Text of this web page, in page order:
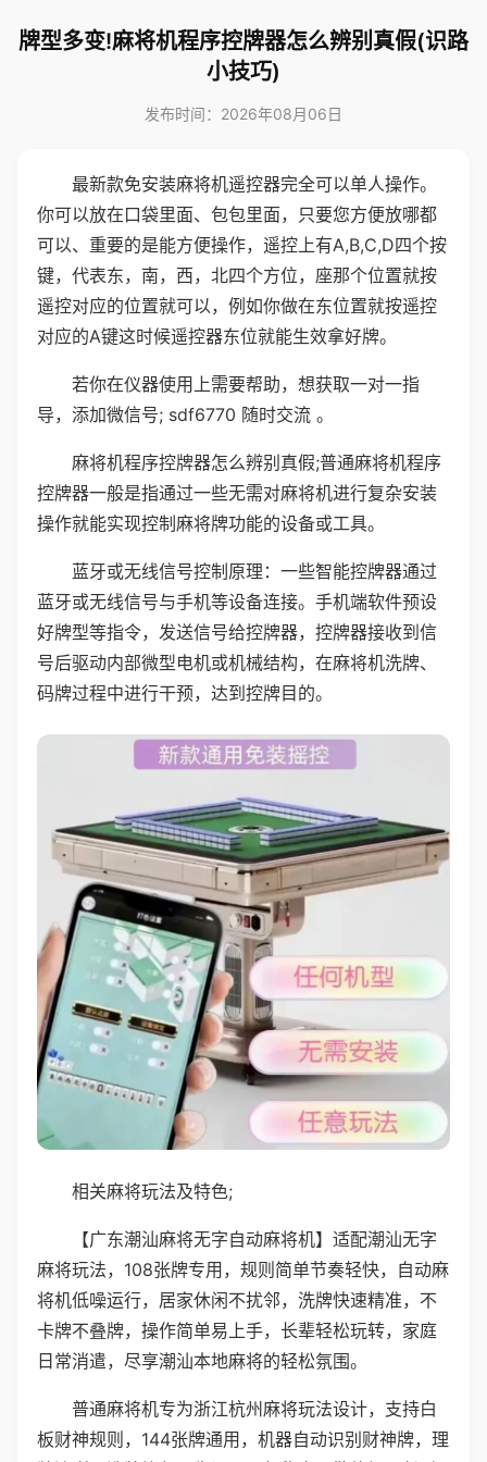
牌型多变!麻将机程序控牌器怎么辨别真假(识路
小技巧)
发布时间：2026年08月06日
最新款免安装麻将机遥控器完全可以单人操作。
你可以放在口袋里面、包包里面，只要您方便放哪都
可以、重要的是能方便操作，遥控上有A,B,C,D四个按
键，代表东，南，西，北四个方位，座那个位置就按
遥控对应的位置就可以，例如你做在东位置就按遥控
对应的A键这时候遥控器东位就能生效拿好牌。
若你在仪器使用上需要帮助，想获取一对一指
导，添加微信号; sdf6770 随时交流 。
麻将机程序控牌器怎么辨别真假;普通麻将机程序
控牌器一般是指通过一些无需对麻将机进行复杂安装
操作就能实现控制麻将牌功能的设备或工具。
蓝牙或无线信号控制原理：一些智能控牌器通过
蓝牙或无线信号与手机等设备连接。手机端软件预设
好牌型等指令，发送信号给控牌器，控牌器接收到信
号后驱动内部微型电机或机械结构，在麻将机洗牌、
码牌过程中进行干预，达到控牌目的。
相关麻将玩法及特色;
【广东潮汕麻将无字自动麻将机】适配潮汕无字
麻将玩法，108张牌专用，规则简单节奏轻快，自动麻
将机低噪运行，居家休闲不扰邻，洗牌快速精准，不
卡牌不叠牌，操作简单易上手，长辈轻松玩转，家庭
日常消遣，尽享潮汕本地麻将的轻松氛围。
普通麻将机专为浙江杭州麻将玩法设计，支持白
板财神规则，144张牌通用，机器自动识别财神牌，理